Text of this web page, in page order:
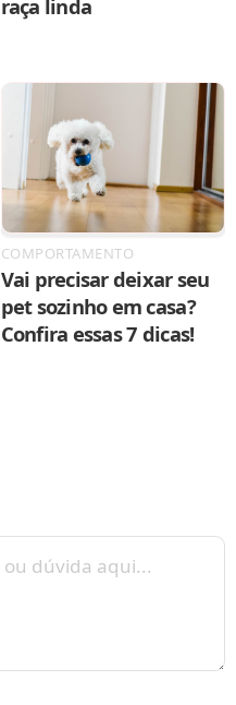
raça linda
COMPORTAMENTO
Vai precisar deixar seu
pet sozinho em casa?
Confira essas 7 dicas!